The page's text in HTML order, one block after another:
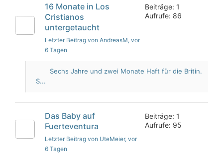
16 Monate in Los
Cristianos
untergetaucht
Letzter Beitrag von AndreasM, vor
6 Tagen
Beiträge: 1
Aufrufe: 86
Sechs Jahre und zwei Monate Haft für die Britin.
S...
Das Baby auf
Fuerteventura
Letzter Beitrag von UteMeier, vor
6 Tagen
Beiträge: 1
Aufrufe: 95